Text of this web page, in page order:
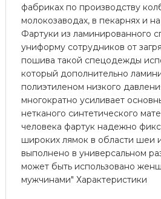
фабриках по производству
молокозаводах, в пекарнях и
Фартуки из ламинированного
униформу сотрудников от
пошива такой спецодежды
который дополнительно
полиэтиленом низкого
многократно усиливает
нетканого синтетического
человека фартук надежно
широких лямок в области шеи
выполнено в универсальном
может быть использовано
мужчинами" Характеристики